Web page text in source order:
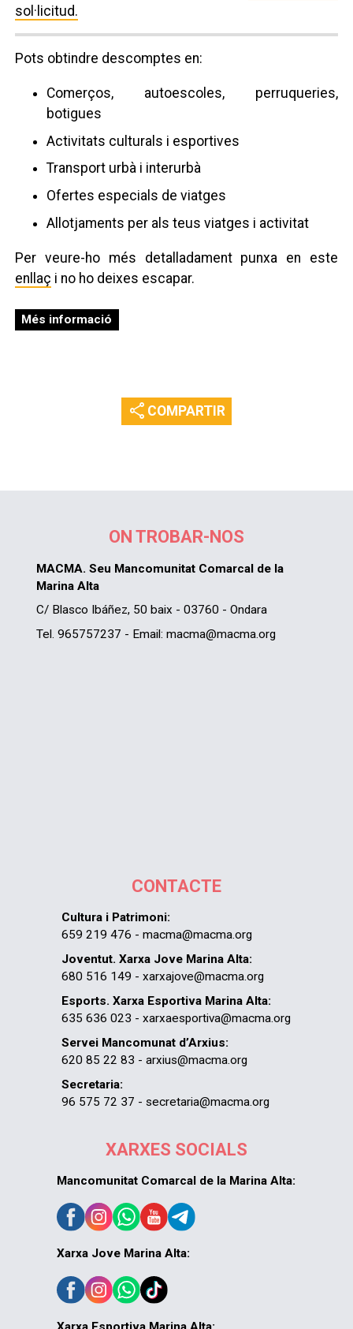
sol·licitud.
Pots obtindre descomptes en:
Comerços, autoescoles, perruqueries,
botigues
Activitats culturals i esportives
Transport urbà i interurbà
Ofertes especials de viatges
Allotjaments per als teus viatges i activitat
Per veure-ho més detalladament punxa en este
enllaç i no ho deixes escapar.
Més informació
share COMPARTIR
ON TROBAR-NOS
MACMA. Seu Mancomunitat Comarcal de la
Marina Alta
C/ Blasco Ibáñez, 50 baix - 03760 - Ondara
Tel. 965757237 - Email: macma@macma.org
CONTACTE
Cultura i Patrimoni:
659 219 476 - macma@macma.org
Joventut. Xarxa Jove Marina Alta:
680 516 149 - xarxajove@macma.org
Esports. Xarxa Esportiva Marina Alta:
635 636 023 - xarxaesportiva@macma.org
Servei Mancomunat d’Arxius:
620 85 22 83 - arxius@macma.org
Secretaria:
96 575 72 37 - secretaria@macma.org
XARXES SOCIALS
Mancomunitat Comarcal de la Marina Alta:
Xarxa Jove Marina Alta: